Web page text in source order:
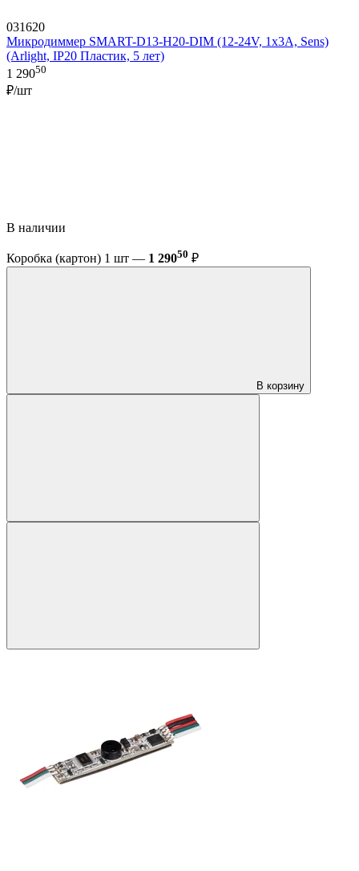
031620
Микродиммер SMART-D13-H20-DIM (12-24V, 1x3A, Sens)
(Arlight, IP20 Пластик, 5 лет)
1 29050
₽/шт
В наличии
Коробка (картон) 1 шт — 1 29050 ₽
В корзину